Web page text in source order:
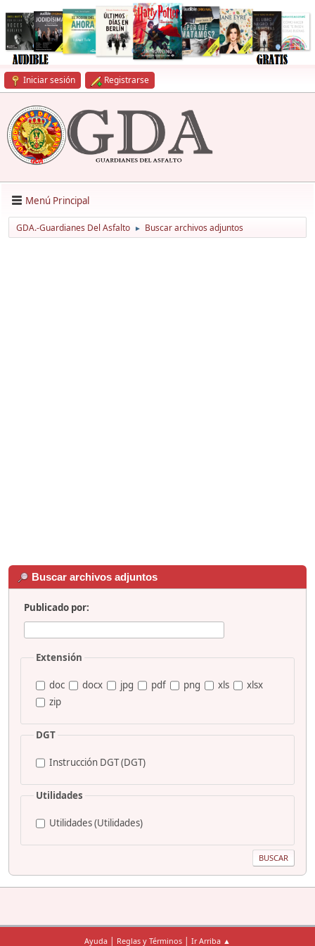
Iniciar sesión Registrarse
Menú Principal
GDA.-Guardianes Del Asfalto ► Buscar archivos adjuntos
Buscar archivos adjuntos
Publicado por:
Extensión
doc docx jpg pdf png xls
xlsx
zip
DGT
Instrucción DGT (DGT)
Utilidades
Utilidades (Utilidades)
Ayuda | Reglas y Términos | Ir Arriba ▲